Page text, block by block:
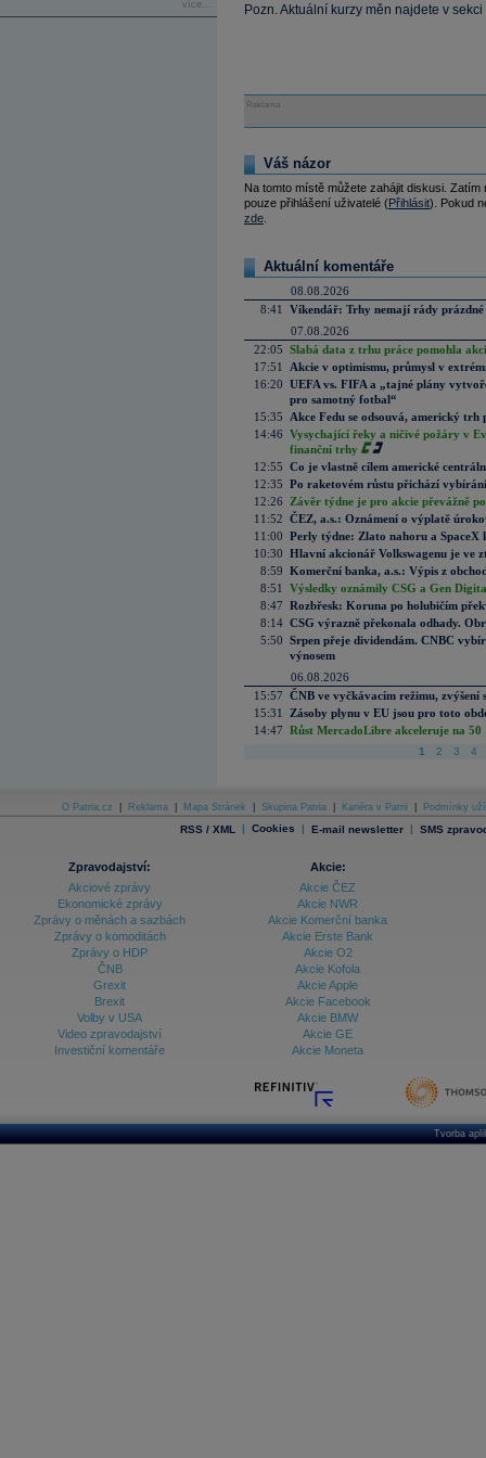
více... Pozn. Aktuální kurzy měn najdete v sekci
Reklama
Váš názor
Na tomto místě můžete zahájit diskusi.
pouze přihlášení uživatelé (Přihlásit). Pokud
zde
Aktuální komentáře
08.08.2026
8:41
Víkendář: Trhy nemají rády prázdné
07.08.2026
22:05 Slabá data z trhu práce pomohla
17:51
Akcie v optimismu, průmysl v
16:20 UEFA vs. FIFA a „tajné plány
pro samotný fotbal“
15:35
Akce Fedu se odsouvá, americký
14:46 Vysychající řeky a ničivé požáry v
finanční trhy
12:55 Co je vlastně cílem americké
12:35 Po raketovém růstu přichází
12:26
Závěr týdne je pro akcie převážně
11:52 ČEZ, a.s.: Oznámení o výplatě
11:00 Perly týdne: Zlato nahoru a SpaceX
10:30 Hlavní akcionář Volkswagenu je ve
8:59 Komerční banka, a.s.: Výpis z
8:51
Výsledky oznámily CSG a Gen
8:47 Rozbřesk: Koruna po holubičím
8:14 CSG výrazně překonala odhady.
5:50 Srpen přeje dividendám. CNBC
výnosem
06.08.2026
15:57 ČNB ve vyčkávacím režimu, zvýšení
15:31
Zásoby plynu v EU jsou pro toto
14:47 Růst MercadoLibre akceleruje na
1 2 3 4
O Patria.cz Reklama Mapa Stránek Skupina Patria Kariéra v Patrii Podmínky
RSS / XML | Cookies | E-mail newsletter | SMS
Zpravodajství:
Akciové zprávy
Ekonomické zprávy
Zprávy o měnách a sazbách
Zprávy o komoditách
Zprávy o HDP
ČNB
Grexit
Brexit
Volby v USA
Video zpravodajství
Investiční komentáře
Akcie:
Akcie ČEZ
Akcie NWR
Akcie Komerční banka
Akcie Erste Bank
Akcie O2
Akcie Kofola
Akcie Apple
Akcie Facebook
Akcie BMW
Akcie GE
Akcie Moneta
Tvorba